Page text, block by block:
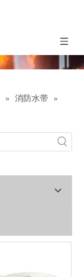
» 消防水带
»